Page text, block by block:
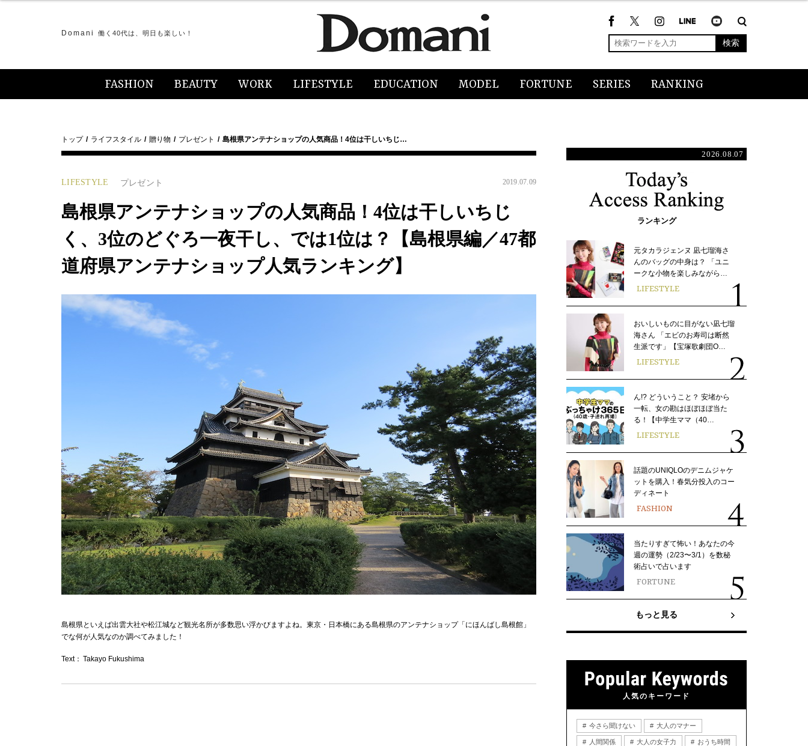
Domani 働く40代は、明日も楽しい！
検索
FASHION BEAUTY WORK LIFESTYLE EDUCATION MODEL FORTUNE SERIES RANKING
トップ ライフスタイル 贈り物 プレゼント 島根県アンテナショップの人気商品！4位は干しいちじ…
LIFESTYLE プレゼント 2019.07.09
島根県アンテナショップの人気商品！4位は干しいちじ
く、3位のどぐろ一夜干し、では1位は？【島根県編／47都
道府県アンテナショップ人気ランキング】
島根県といえば出雲大社や松江城など観光名所が多数思い浮かびますよね。東京・日本橋にある島根県のアンテナショップ「にほんばし島根館」
でな何が人気なのか調べてみました！
Text： Takayo Fukushima
2026.08.07
ランキング
元タカラジェンヌ 凪七瑠海さ
んのバッグの中身は？ 「ユニ
ークな小物を楽しみながら…
LIFESTYLE
おいしいものに目がない凪七瑠
海さん 「エビのお寿司は断然
生派です」【宝塚歌劇団O…
LIFESTYLE
ん!? どういうこと？ 安堵から
一転、女の勘はほぼほぼ当た
る！【中学生ママ（40…
LIFESTYLE
話題のUNIQLOのデニムジャケ
ットを購入！春気分投入のコー
ディネート
FASHION
当たりすぎて怖い！あなたの今
週の運勢（2/23〜3/1）を数秘
術占いで占います
FORTUNE
もっと見る
人気のキーワード
今さら聞けない 大人のマナー
人間関係 大人の女子力 おうち時間